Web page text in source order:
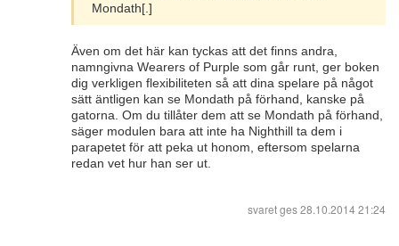
Mondath[.]
Även om det här kan tyckas att det finns andra,
namngivna Wearers of Purple som går runt, ger boken
dig verkligen flexibiliteten så att dina spelare på något
sätt äntligen kan se Mondath på förhand, kanske på
gatorna. Om du tillåter dem att se Mondath på förhand,
säger modulen bara att inte ha Nighthill ta dem i
parapetet för att peka ut honom, eftersom spelarna
redan vet hur han ser ut.
svaret ges28.10.2014 21:24